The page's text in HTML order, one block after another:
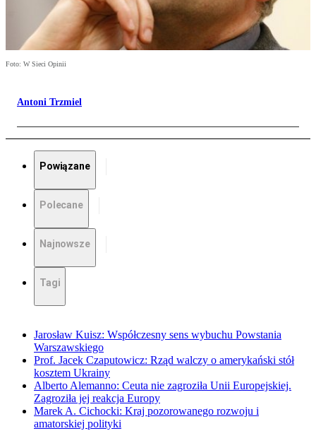
Foto: W Sieci Opinii
Antoni Trzmiel
Powiązane
Polecane
Najnowsze
Tagi
Jarosław Kuisz: Współczesny sens wybuchu Powstania
Warszawskiego
Prof. Jacek Czaputowicz: Rząd walczy o amerykański stół
kosztem Ukrainy
Alberto Alemanno: Ceuta nie zagroziła Unii Europejskiej.
Zagroziła jej reakcja Europy
Marek A. Cichocki: Kraj pozorowanego rozwoju i
amatorskiej polityki